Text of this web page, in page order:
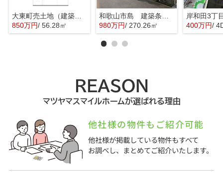
大東町売土地（建築条件なし）
850万円/ 56.28㎡
980万円/ 270.26㎡
岸和田3丁
400万円/
REASON
マツヤマスマイルホームが選ばれる理由
他社様の物件もご紹介可能
他社様が掲載している物件もすべて
お調べし、まとめてご紹介いたします。